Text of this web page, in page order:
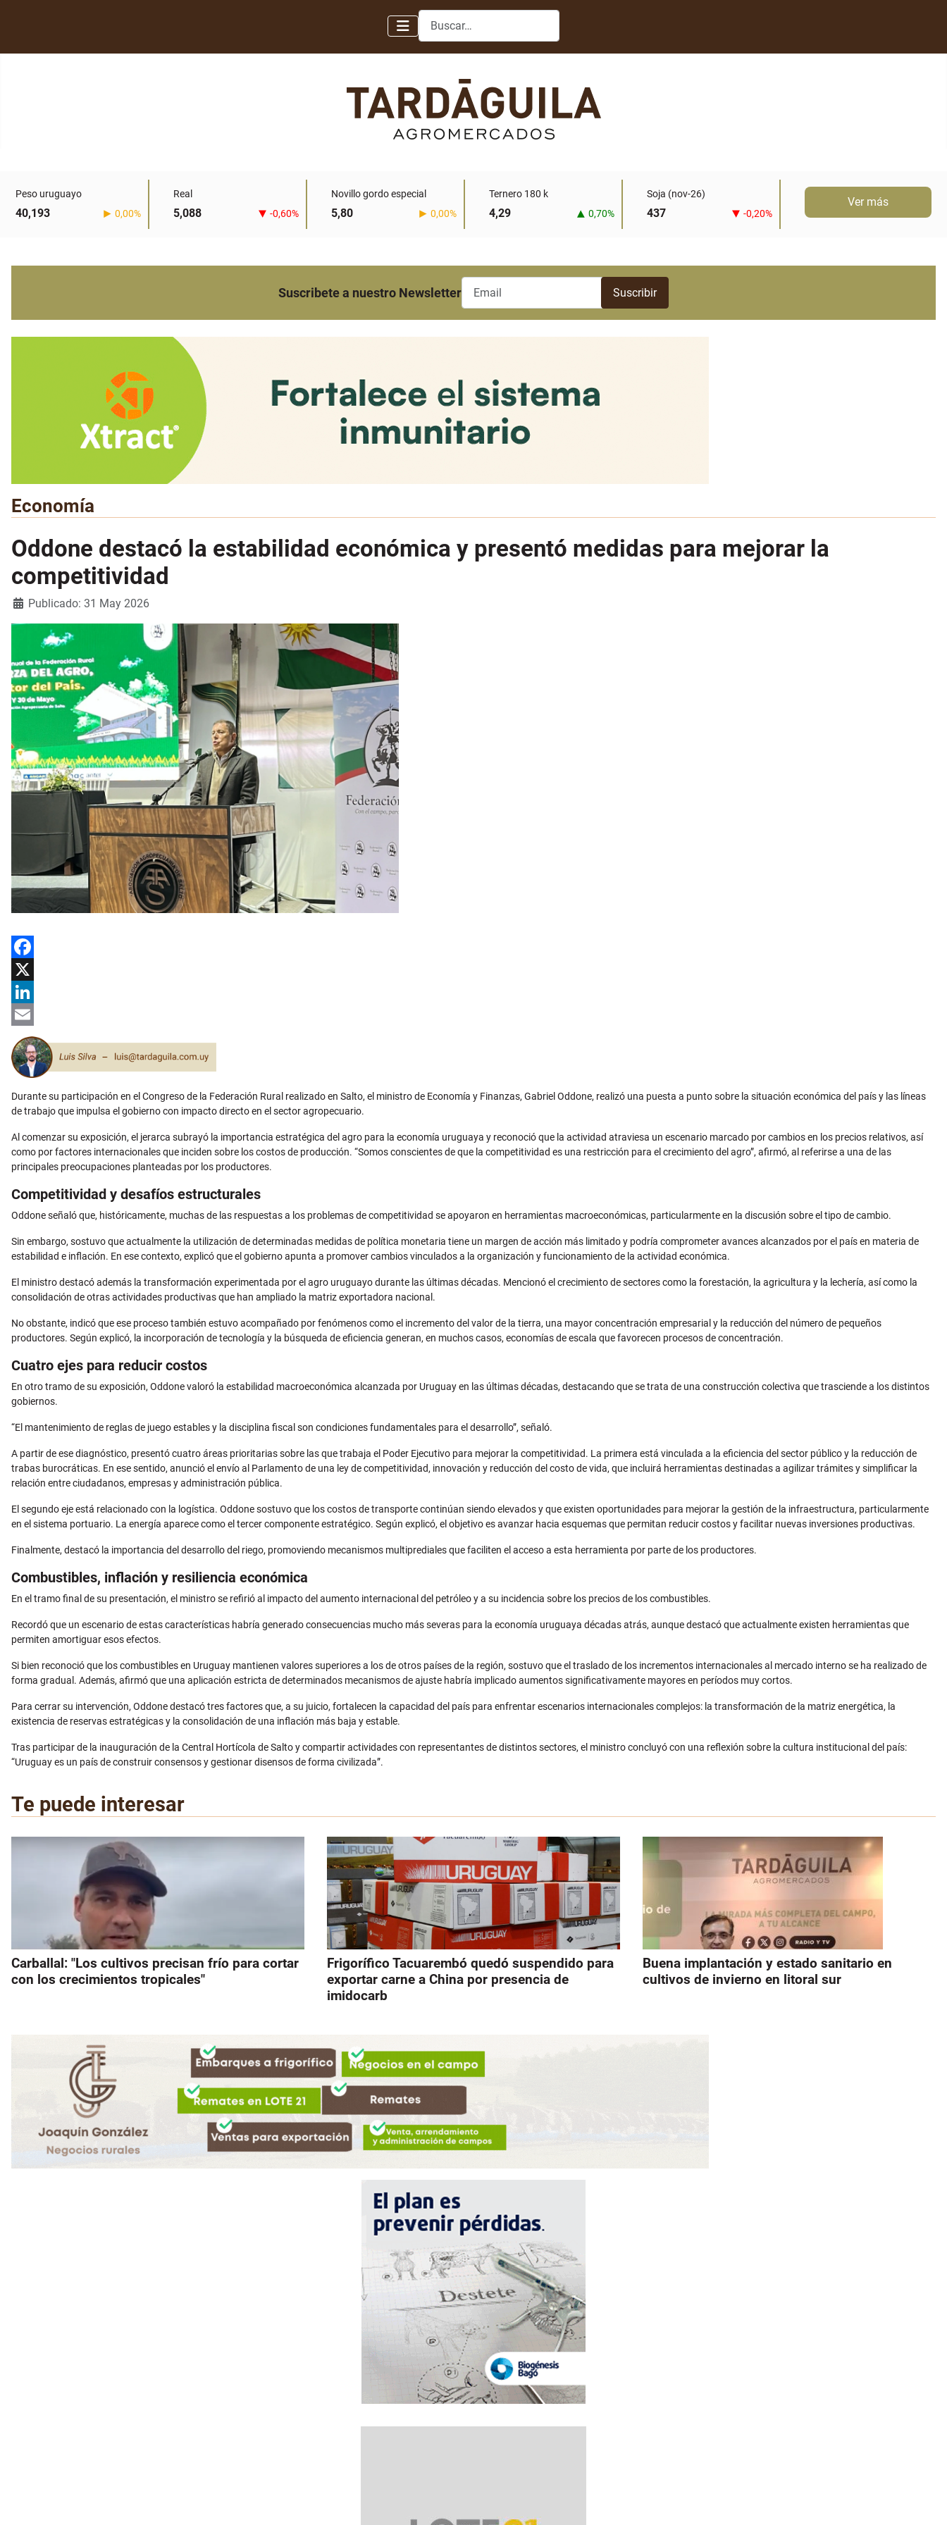
Buscar
Peso uruguayo
40,193 0,00%
Real
5,088 -0,60%
Novillo gordo especial
5,80 0,00%
Ternero 180 k
4,29 0,70%
Soja (nov-26)
437 -0,20%
Ver más
Suscribete a nuestro Newsletter
Economía
Oddone destacó la estabilidad económica y presentó medidas para mejorar la
competitividad
Detalles
Publicado: 31 May 2026
Facebook
X
LinkedIn
Email
Durante su participación en el Congreso de la Federación Rural realizado en Salto, el ministro de Economía y Finanzas, Gabriel Oddone, realizó una puesta a punto sobre la situación económica del país y las líneas
de trabajo que impulsa el gobierno con impacto directo en el sector agropecuario.
Al comenzar su exposición, el jerarca subrayó la importancia estratégica del agro para la economía uruguaya y reconoció que la actividad atraviesa un escenario marcado por cambios en los precios relativos, así
como por factores internacionales que inciden sobre los costos de producción. “Somos conscientes de que la competitividad es una restricción para el crecimiento del agro”, afirmó, al referirse a una de las
principales preocupaciones planteadas por los productores.
Competitividad y desafíos estructurales
Oddone señaló que, históricamente, muchas de las respuestas a los problemas de competitividad se apoyaron en herramientas macroeconómicas, particularmente en la discusión sobre el tipo de cambio.
Sin embargo, sostuvo que actualmente la utilización de determinadas medidas de política monetaria tiene un margen de acción más limitado y podría comprometer avances alcanzados por el país en materia de
estabilidad e inflación. En ese contexto, explicó que el gobierno apunta a promover cambios vinculados a la organización y funcionamiento de la actividad económica.
El ministro destacó además la transformación experimentada por el agro uruguayo durante las últimas décadas. Mencionó el crecimiento de sectores como la forestación, la agricultura y la lechería, así como la
consolidación de otras actividades productivas que han ampliado la matriz exportadora nacional.
No obstante, indicó que ese proceso también estuvo acompañado por fenómenos como el incremento del valor de la tierra, una mayor concentración empresarial y la reducción del número de pequeños
productores. Según explicó, la incorporación de tecnología y la búsqueda de eficiencia generan, en muchos casos, economías de escala que favorecen procesos de concentración.
Cuatro ejes para reducir costos
En otro tramo de su exposición, Oddone valoró la estabilidad macroeconómica alcanzada por Uruguay en las últimas décadas, destacando que se trata de una construcción colectiva que trasciende a los distintos
gobiernos.
“El mantenimiento de reglas de juego estables y la disciplina fiscal son condiciones fundamentales para el desarrollo”, señaló.
A partir de ese diagnóstico, presentó cuatro áreas prioritarias sobre las que trabaja el Poder Ejecutivo para mejorar la competitividad. La primera está vinculada a la eficiencia del sector público y la reducción de
trabas burocráticas. En ese sentido, anunció el envío al Parlamento de una ley de competitividad, innovación y reducción del costo de vida, que incluirá herramientas destinadas a agilizar trámites y simplificar la
relación entre ciudadanos, empresas y administración pública.
El segundo eje está relacionado con la logística. Oddone sostuvo que los costos de transporte continúan siendo elevados y que existen oportunidades para mejorar la gestión de la infraestructura, particularmente
en el sistema portuario. La energía aparece como el tercer componente estratégico. Según explicó, el objetivo es avanzar hacia esquemas que permitan reducir costos y facilitar nuevas inversiones productivas.
Finalmente, destacó la importancia del desarrollo del riego, promoviendo mecanismos multiprediales que faciliten el acceso a esta herramienta por parte de los productores.
Combustibles, inflación y resiliencia económica
En el tramo final de su presentación, el ministro se refirió al impacto del aumento internacional del petróleo y a su incidencia sobre los precios de los combustibles.
Recordó que un escenario de estas características habría generado consecuencias mucho más severas para la economía uruguaya décadas atrás, aunque destacó que actualmente existen herramientas que
permiten amortiguar esos efectos.
Si bien reconoció que los combustibles en Uruguay mantienen valores superiores a los de otros países de la región, sostuvo que el traslado de los incrementos internacionales al mercado interno se ha realizado de
forma gradual. Además, afirmó que una aplicación estricta de determinados mecanismos de ajuste habría implicado aumentos significativamente mayores en períodos muy cortos.
Para cerrar su intervención, Oddone destacó tres factores que, a su juicio, fortalecen la capacidad del país para enfrentar escenarios internacionales complejos: la transformación de la matriz energética, la
existencia de reservas estratégicas y la consolidación de una inflación más baja y estable.
Tras participar de la inauguración de la Central Hortícola de Salto y compartir actividades con representantes de distintos sectores, el ministro concluyó con una reflexión sobre la cultura institucional del país:
“Uruguay es un país de construir consensos y gestionar disensos de forma civilizada”.
Te puede interesar
Carballal: "Los cultivos precisan frío para cortar
con los crecimientos tropicales"
Frigorífico Tacuarembó quedó suspendido para
exportar carne a China por presencia de
imidocarb
Buena implantación y estado sanitario en
cultivos de invierno en litoral sur